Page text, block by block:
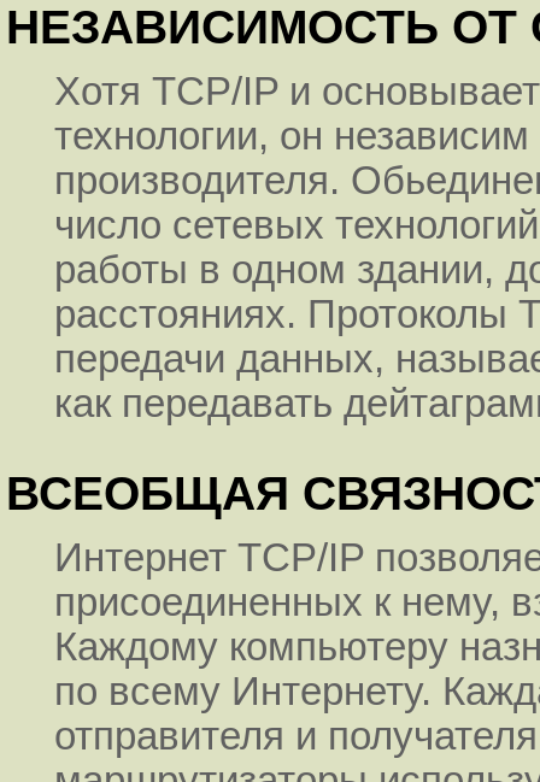
НЕЗАВИСИМОСТЬ ОТ
Хотя TCP/IP и
технологии, он
производителя.
число сетевых
работы в одном здании,
расстояниях. Протоколы
передачи данных,
как передавать
ВСЕОБЩАЯ
Интернет TCP/IP
присоединенных к нему,
Каждому компьютеру
по всему Интернету.
отправителя и